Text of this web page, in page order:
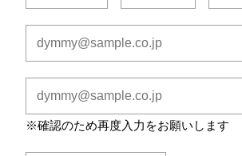
※確認のため再度入力をお願いします